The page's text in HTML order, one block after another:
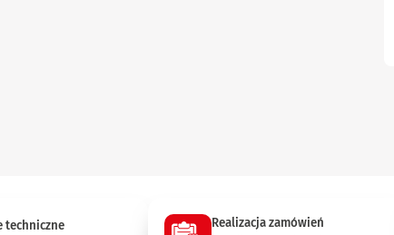
techniczne Realizacja zamówień